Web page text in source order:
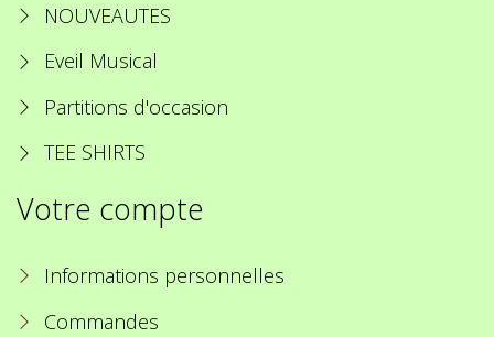
NOUVEAUTES
Eveil Musical
Partitions d'occasion
TEE SHIRTS
Votre compte
Informations personnelles
Commandes